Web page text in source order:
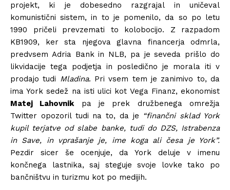
projekt, ki je dobesedno razgrajal in uničeval
komunistični sistem, in to je pomenilo, da so po letu
1990 pričeli prevzemati to kolobocijo. Z razpadom
KB1909, ker sta njegova glavna financerja odmrla,
predvsem Adria Bank in NLB, pa je seveda prišlo do
likvidacije tega podjetja in posledično je morala iti v
prodajo tudi Mladina. Pri vsem tem je zanimivo to, da
ima York sedež na isti ulici kot Vega Finanz, ekonomist
Matej Lahovnikpa je prek družbenega omrežja
Twitter opozoril tudi na to, da je “finančni sklad York
kupil terjatve od slabe banke, tudi do DZS, Istrabenza
in Save, in vprašanje je, ime koga ali česa je York”.
Pezdir sicer še ocenjuje, da York deluje v imenu
končnega lastnika, saj steguje svoje lovke tako po
bančništvu in turizmu kot po medijih.